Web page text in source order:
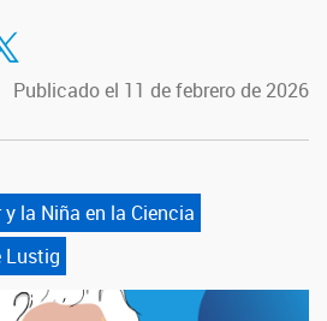
Facebook
en Twitter
Publicado el 11 de febrero de 2026
la Niña en la Ciencia
Lustig